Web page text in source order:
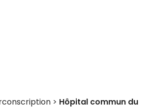
> Hôpital commun du